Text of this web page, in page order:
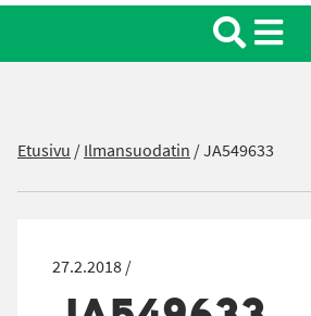
Etusivu /Ilmansuodatin /JA549633
27.2.2018 /